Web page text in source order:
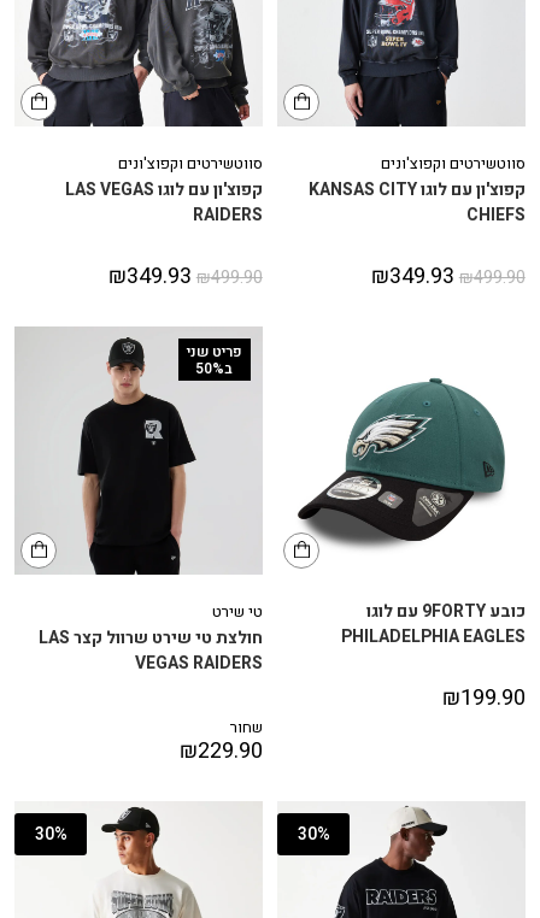
סווטשירטים וקפוצ'ונים
קפוצ'ון עם לוגו KANSAS CITY
CHIEFS
₪499.90
₪349.93
סווטשירטים וקפוצ'ונים
קפוצ'ון עם לוגו LAS VEGAS
RAIDERS
₪499.90
₪349.93
כובע 9FORTY עם לוגו
PHILADELPHIA EAGLES
₪199.90
פריט שני
ב50%
טי שירט
חולצת טי שירט שרוול קצר LAS
VEGAS RAIDERS
שחור
₪229.90
30%
30%